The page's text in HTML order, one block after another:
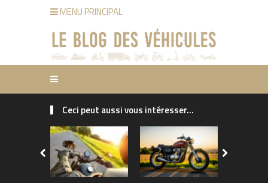
MENU PRINCIPAL
Ceci peut aussi vous intéresser...